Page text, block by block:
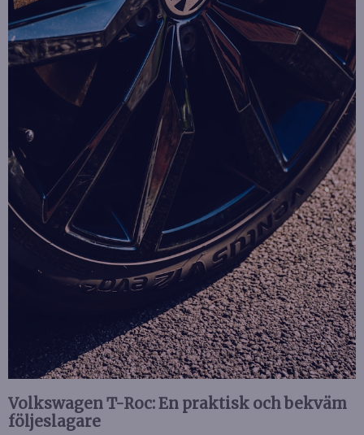
Volkswagen T-Roc: En praktisk och bekväm
följeslagare